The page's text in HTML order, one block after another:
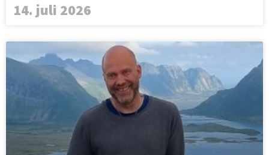
14. juli 2026